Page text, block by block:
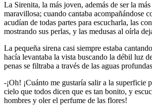
La Sirenita, la más joven, además de ser la
maravillosa; cuando cantaba acompañándose
acudían de todas partes para escucharla, las
mostrando sus perlas, y las medusas al oírla
La pequeña sirena casi siempre estaba
hacía levantaba la vista buscando la débil luz
penas se filtraba a través de las aguas
-¡Oh! ¡Cuánto me gustaría salir a la superficie
cielo que todos dicen que es tan bonito, y
hombres y oler el perfume de las flores!